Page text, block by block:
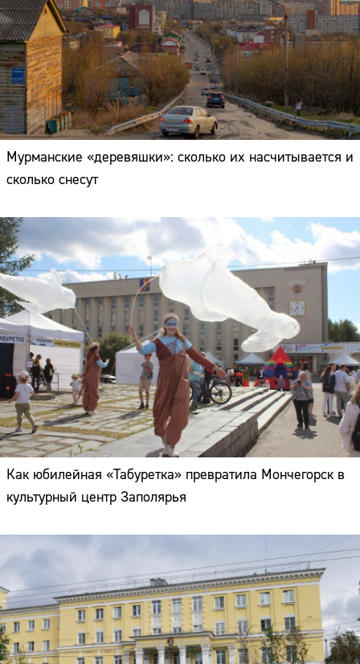
Мурманские «деревяшки»: сколько их насчитывается и
сколько снесут
Как юбилейная «Табуретка» превратила Мончегорск в
культурный центр Заполярья